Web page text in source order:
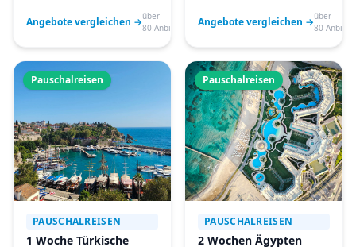
Angebote vergleichen →über
80 Anbieter
Angebote vergleichen →über
80
Pauschalreisen
PAUSCHALREISEN
1 Woche Türkische
Pauschalreisen
PAUSCHALREISEN
2 Wochen Ägypten